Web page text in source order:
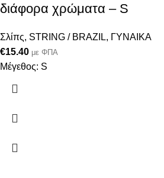
διάφορα χρώματα – S
Σλίπς, STRING / BRAZIL, ΓΥΝΑΙΚΑ
€15.40 με ΦΠΑ
Μέγεθος: S